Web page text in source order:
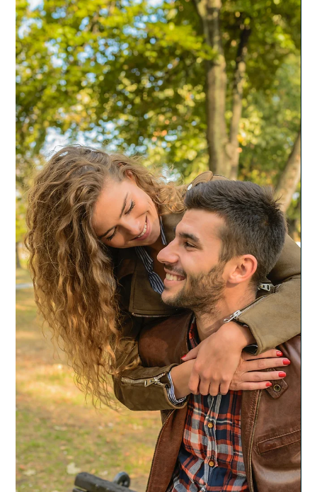
2022. dec. 16. 2 perc olvasás
Párkapcsolat
3 dolog, amit el kell fogadnod a másokkal
való együttélés érdekében
Kapcsolatokban élünk, és az visz bennünket előre, illetve
formálja a személyiségünket, hogy mások visszajelzéseket adnak
valamilyen...